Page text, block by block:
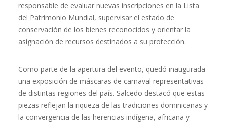
responsable de evaluar nuevas inscripciones en la Lista
del Patrimonio Mundial, supervisar el estado de
conservación de los bienes reconocidos y orientar la
asignación de recursos destinados a su protección.
Como parte de la apertura del evento, quedó inaugurada
una exposición de máscaras de carnaval representativas
de distintas regiones del país. Salcedo destacó que estas
piezas reflejan la riqueza de las tradiciones dominicanas y
la convergencia de las herencias indígena, africana y